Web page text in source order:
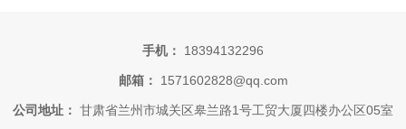
手机： 18394132296
邮箱： 1571602828@qq.com
公司地址： 甘肃省兰州市城关区皋兰路1号工贸大厦四楼办公区05室